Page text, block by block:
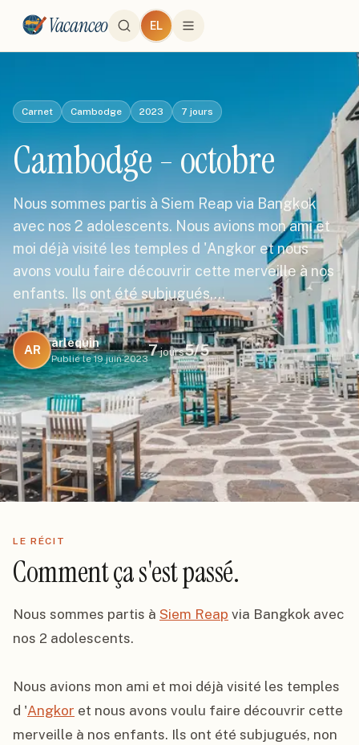
Vacanceo EL
Carnet Cambodge 2023 7 jours
Cambodge - octobre
Nous sommes partis à Siem Reap via Bangkok
avec nos 2 adolescents. Nous avions mon ami et
moi déjà visité les temples d 'Angkor et nous
avons voulu faire découvrir cette merveille à nos
enfants. Ils ont été subjugués,…
AR
arlequin
Publié le 19 juin 2023
7jours5/5
LE RÉCIT
Comment ça s'est passé.
Nous sommes partis à Siem Reap via Bangkok avec
nos 2 adolescents.
Nous avions mon ami et moi déjà visité les temples
d 'Angkor et nous avons voulu faire découvrir cette
merveille à nos enfants. Ils ont été subjugués, non